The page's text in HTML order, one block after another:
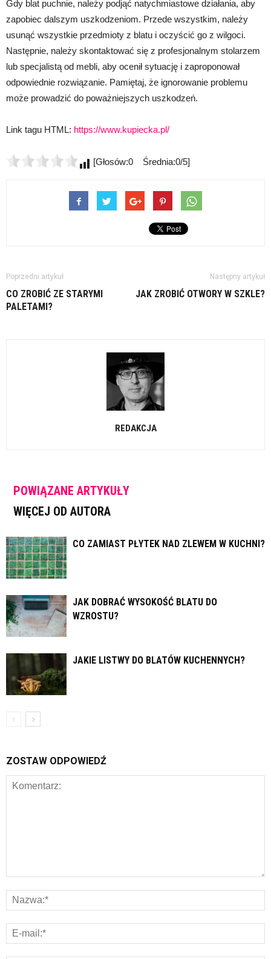
Gdy blat puchnie, należy podjąć natychmiastowe działania, aby
zapobiec dalszym uszkodzeniom. Przede wszystkim, należy
usunąć wszystkie przedmioty z blatu i oczyścić go z wilgoci.
Następnie, należy skontaktować się z profesjonalnym stolarzem
lub specjalistą od mebli, aby ocenił sytuację i zaproponował
odpowiednie rozwiązanie. Pamiętaj, że ignorowanie problemu
może prowadzić do poważniejszych uszkodzeń.
Link tagu HTML: https://www.kupiecka.pl/
[Głosów:0 Średnia:0/5]
Poprzedni artykuł
CO ZROBIĆ ZE STARYMI
PALETAMI?
Następny artykuł
JAK ZROBIĆ OTWORY W SZKLE?
REDAKCJA
POWIĄZANE ARTYKUŁY
WIĘCEJ OD AUTORA
CO ZAMIAST PŁYTEK NAD ZLEWEM W KUCHNI?
JAK DOBRAĆ WYSOKOŚĆ BLATU DO
WZROSTU?
JAKIE LISTWY DO BLATÓW KUCHENNYCH?
ZOSTAW ODPOWIEDŹ